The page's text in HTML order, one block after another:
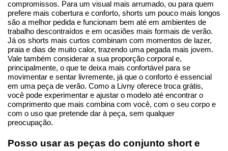
compromissos. Para um visual mais arrumado, ou para quem
prefere mais cobertura e conforto, shorts um pouco mais longos
são a melhor pedida e funcionam bem até em ambientes de
trabalho descontraídos e em ocasiões mais formais de verão.
Já os shorts mais curtos combinam com momentos de lazer,
praia e dias de muito calor, trazendo uma pegada mais jovem.
Vale também considerar a sua proporção corporal e,
principalmente, o que te deixa mais confortável para se
movimentar e sentar livremente, já que o conforto é essencial
em uma peça de verão. Como a Livny oferece troca grátis,
você pode experimentar e ajustar o modelo até encontrar o
comprimento que mais combina com você, com o seu corpo e
com o uso que pretende dar à peça, sem qualquer
preocupação.
Posso usar as peças do conjunto short e